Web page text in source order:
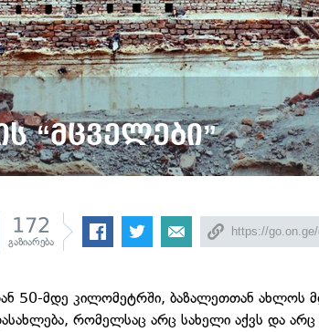
“მცველები”
172
გაზიარება
50-მდე კილომეტრში, ბაზალეთთან ახლოს
რომელსაც არც სახელი აქვს და არც